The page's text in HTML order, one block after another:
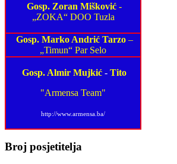
Gosp. Zoran Mišković -
„ZOKA“ DOO Tuzla
Gosp. Marko Andrić Tarzo–
„Timun“ Par Selo
Gosp. Almir Mujkić - Tito
"Armensa Team"
http://www.armensa.ba/
Broj posjetitelja